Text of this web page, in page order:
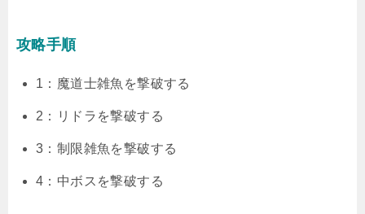
攻略手順
1：魔道士雑魚を撃破する
2：リドラを撃破する
3：制限雑魚を撃破する
4：中ボスを撃破する